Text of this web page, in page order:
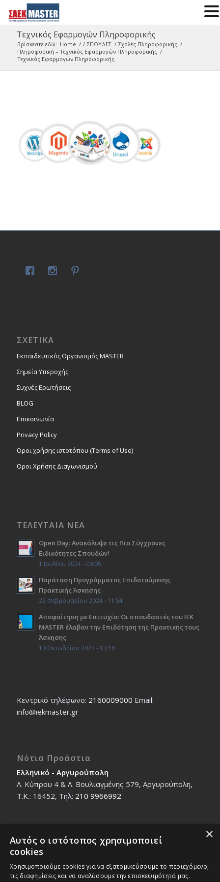
Τεχνικός Εφαρμογών Πληροφορικής
Βρίσκεστε εδώ: Home / / ΣΠΟΥΔΕΣ / Σχολές Πληροφορικής /
Πληροφορική – Τεχνικός Εφαρμογών Πληροφορικής /
Τεχνικός Εφαρμογών Πληροφορικής
ΣΧΕΤΙΚΑ
Εκπαιδευτικός Οργανισμός MASTER
Σημεία Υπεροχής
Συχνές Ερωτήσεις
BLOG
Επικοινωνία
Privacy Policy
Όροι χρήσης ιστοτόπου (Terms of Use)
Όροι Χρήσης Διαγωνισμού
ΤΕΛΕΥΤΑΙΑ ΝΕΑ
Open Day: Ανακάλυψε τις Πιο Σύγχρονες
Ειδικότητες Σπουδών!
1 Ιουλίου 2024 - 09:05
Παράταση Προγράμματος Επιδοτούμενης
Πρακτικής Άσκησης
22 Φεβρουαρίου 2024 - 11:54
Αποφοίτηση με Επιτυχία: Οι σπουδαστές του ΙΕΚ
ΜΑSTER έλαβαν την Επιδότηση της Πρακτικής τους
Άσκησης
10 Οκτωβρίου 2023 - 13:16
Κεντρικό τηλέφωνο: 2160009000 Εmail:
info@iekmaster.gr
Νότια Προάστια
Ελληνικό - Αργυρούπολη
Λ. Κύπρου 4 & Λ. Βουλιαγμένης 579, Αργυρούπολη,
T.K.: 16452, Τηλ: 210 9966992
Βόρεια Προάστια
Νέο Ηράκλειο - Μαρούσι
Ζαλοκώστα 18 & Εμμανουήλ Παπαδάκη 12, T.K.:
×
Αυτός ο ιστότοπος χρησιμοποιεί
cookies
Χρησιμοποιούμε cookies για να εξατομικεύσουμε το περιεχόμενο,
τις διαφημίσεις και να αναλύσουμε την επισκεψιμότητά μας.